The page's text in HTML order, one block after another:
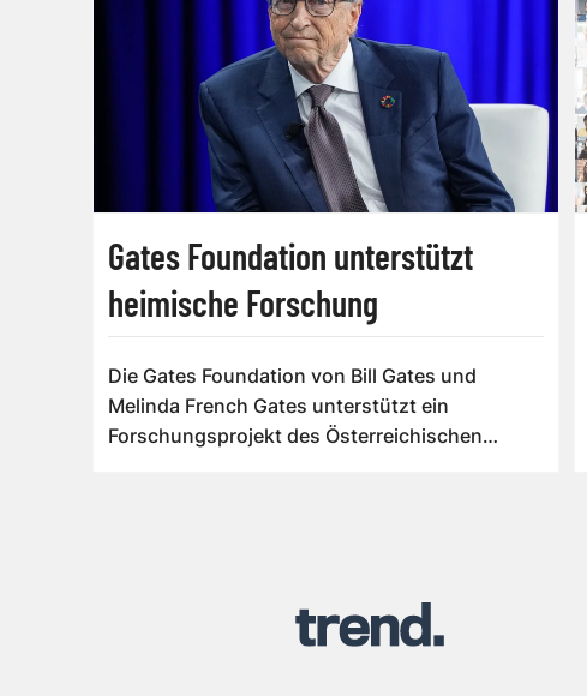
Gates Foundation unterstützt
heimische Forschung
Die Gates Foundation von Bill Gates und
Melinda French Gates unterstützt ein
Forschungsprojekt des Österreichischen